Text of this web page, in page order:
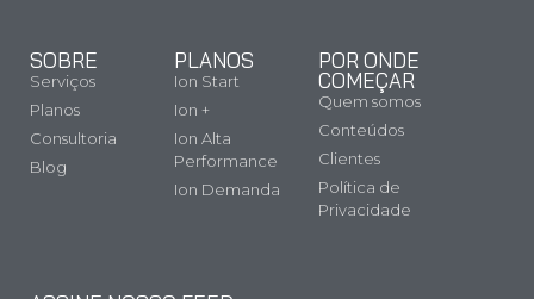
SOBRE
Serviços
Planos
Consultoria
Blog
PLANOS
Ion Start
Ion +
Ion Alta
Performance
Ion Demanda
POR ONDE
COMEÇAR
Quem somos
Conteúdos
Clientes
Política de
Privacidade